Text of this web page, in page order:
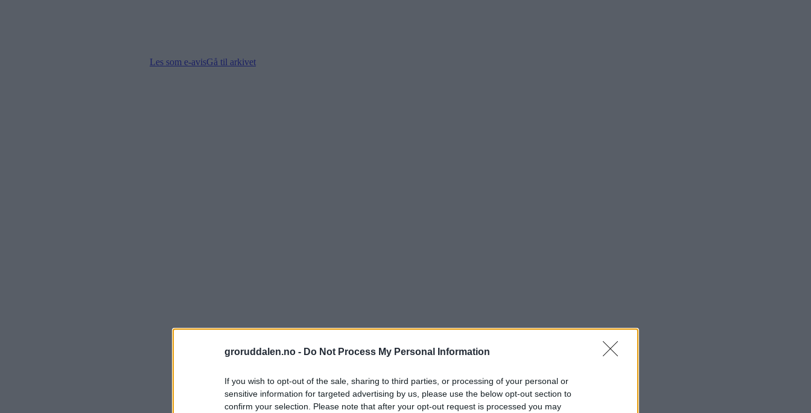
groruddalen.no - Do Not Process My Personal Information
If you wish to opt-out of the sale, sharing to third parties, or processing of your personal or
sensitive information for targeted advertising by us, please use the below opt-out section to
confirm your selection. Please note that after your opt-out request is processed you may
Les som e-avisGå til arkivet